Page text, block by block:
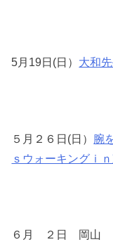
5月19日(日） 大和
５月２６日(日） 腕
ｓウォーキングｉ
６月 ２日 岡山